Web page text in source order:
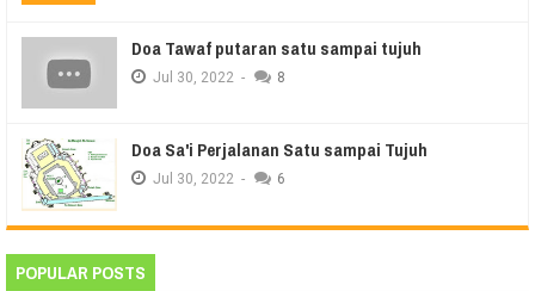
Doa Tawaf putaran satu sampai tujuh
Jul 30, 2022 - 8
Doa Sa'i Perjalanan Satu sampai Tujuh
Jul 30, 2022 - 6
POPULAR POSTS